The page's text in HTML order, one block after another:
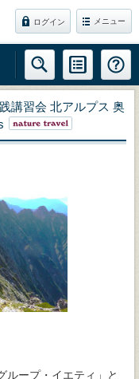
ログイン メニュー
講習会 北アルプス 奥
ループ・イエティ」と